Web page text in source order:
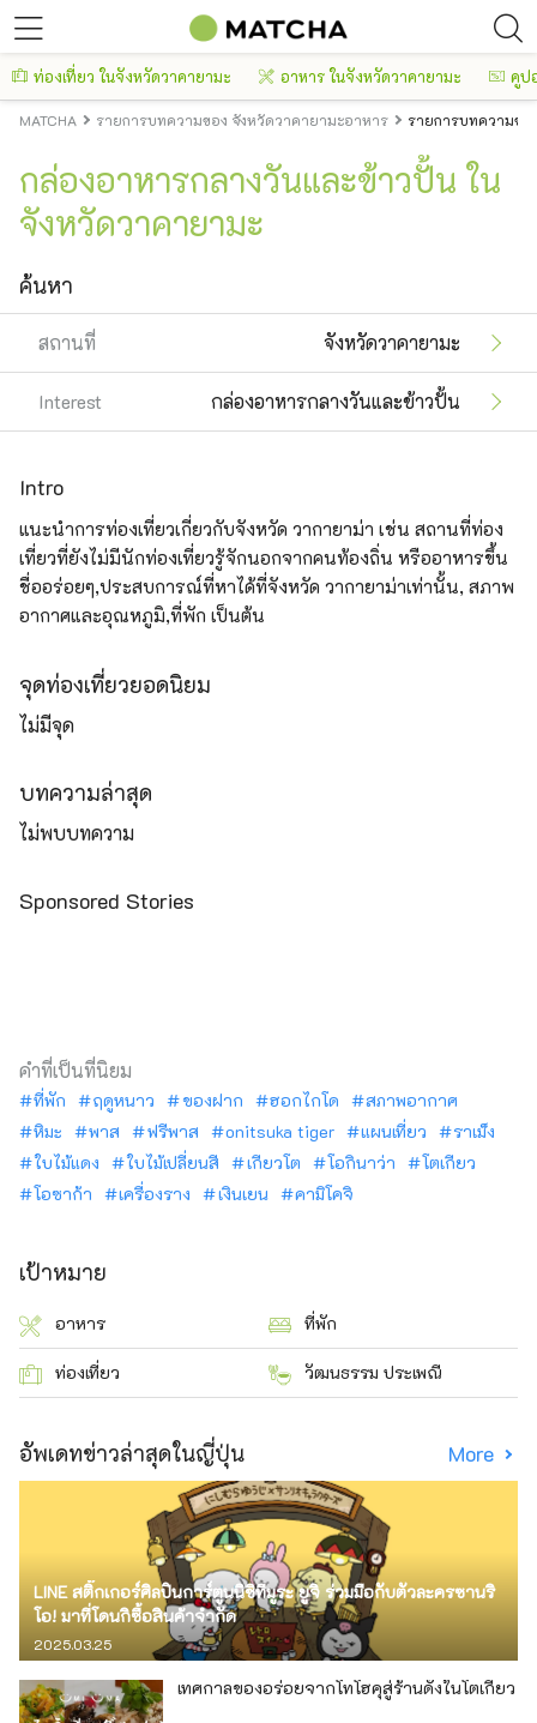
ท่องเที่ยว ในจังหวัดวาคายามะ อาหาร ในจังหวัดวาคายามะ คูป
MATCHA รายการบทความของ จังหวัดวาคายามะอาหาร รายการบทความขอ
กล่องอาหารกลางวันและข้าวปั้น ใน
จังหวัดวาคายามะ
ค้นหา
สถานที่ จังหวัดวาคายามะ
Interest กล่องอาหารกลางวันและข้าวปั้น
Intro
แนะนำการท่องเที่ยวเกี่ยวกับจังหวัด วากายาม่า เช่น สถานที่ท่อง
เที่ยวที่ยังไม่มีนักท่องเที่ยวรู้จักนอกจากคนท้องถิ่น หรืออาหารขึ้น
ชื่ออร่อยๆ,ประสบการณ์ที่หาได้ที่จังหวัด วากายาม่าเท่านั้น, สภาพ
อากาศและอุณหภูมิ,ที่พัก เป็นต้น
จุดท่องเที่ยวยอดนิยม
ไม่มีจุด
บทความล่าสุด
ไม่พบบทความ
Sponsored Stories
คำที่เป็นที่นิยม
ที่พัก ฤดูหนาว ของฝาก ฮอกไกโด
สภาพอากาศ
หิมะ
พาส ฟรีพาส onitsuka tiger แผนเที่ยว
ราเม็ง
ใบไม้แดง
ใบไม้เปลี่ยนสี เกียวโต โอกินาว่า
โตเกียว
โอซาก้า
เครื่องราง เงินเยน คามิโคจิ
เป้าหมาย
อาหาร ที่พัก
ท่องเที่ยว วัฒนธรรม ประเพณี
อัพเดทข่าวล่าสุดในญี่ปุ่น More
LINE สติ๊กเกอร์ศิลปินการ์ตูนนิชิทีมูระ ยูจิ ร่วมมือกับตัวละครซานริ
โอ! มาที่โดนกิซื้อสินค้าจำกัด
2025.03.25
เทศกาลของอร่อยจากโทโฮคุสู่ร้านดังในโตเกียว